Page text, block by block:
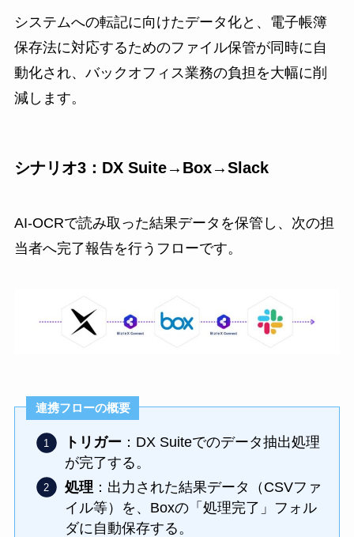
システムへの転記に向けたデータ化と、電子帳簿
保存法に対応するためのファイル保管が同時に自
動化され、バックオフィス業務の負担を大幅に削
減します。
シナリオ3：DX Suite→Box→Slack
AI-OCRで読み取った結果データを保管し、次の担
当者へ完了報告を行うフローです。
連携フローの概要
トリガー：DX Suiteでのデータ抽出処理
が完了する。
処理 ：出力された結果データ（CSVファ
イル等）を、Boxの「処理完了」フォル
ダに自動保存する。